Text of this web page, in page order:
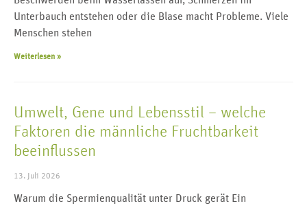
Unterbauch entstehen oder die Blase macht Probleme. Viele
Menschen stehen
Weiterlesen »
Umwelt, Gene und Lebensstil – welche
Faktoren die männliche Fruchtbarkeit
beeinflussen
13. Juli 2026
Warum die Spermienqualität unter Druck gerät Ein